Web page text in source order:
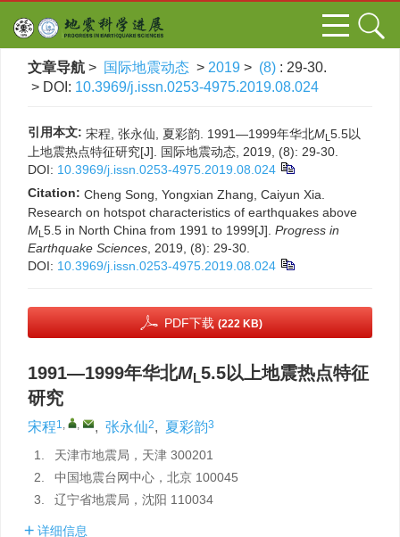
文章导航 > 国际地震动态 > 2019 > (8) : 29-30.
> DOI: 10.3969/j.issn.0253-4975.2019.08.024
引用本文: 宋程, 张永仙, 夏彩韵. 1991—1999年华北ML 5.5以
上地震热点特征研究[J]. 国际地震动态, 2019, (8): 29-30.
DOI: 10.3969/j.issn.0253-4975.2019.08.024
Citation: Cheng Song, Yongxian Zhang, Caiyun Xia.
Research on hotspot characteristics of earthquakes above
ML 5.5 in North China from 1991 to 1999[J]. Progress in
Earthquake Sciences , 2019, (8): 29-30.
DOI: 10.3969/j.issn.0253-4975.2019.08.024
PDF下载 (222 KB)
1991—1999年华北ML5.5以上地震热点特征
研究
宋程1, , , 张永仙2, 夏彩韵3
1.
天津市地震局，天津 300201
2.
中国地震台网中心，北京 100045
3.
辽宁省地震局，沈阳 110034
详细信息